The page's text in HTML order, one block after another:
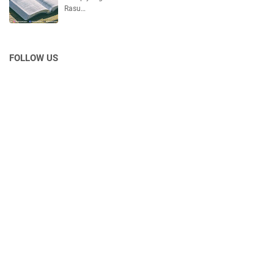
Rasu…
FOLLOW US